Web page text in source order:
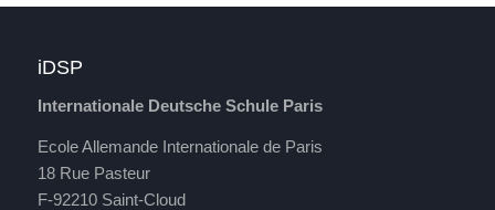
iDSP
Internationale Deutsche Schule Paris
Ecole Allemande Internationale de Paris
18 Rue Pasteur
F-92210 Saint-Cloud